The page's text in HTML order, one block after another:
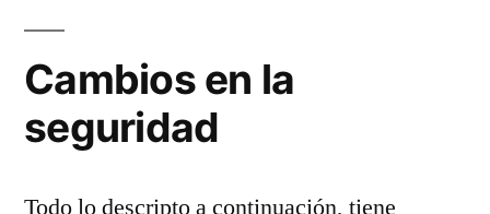
Cambios en la
seguridad
Todo lo descripto a continuación, tiene